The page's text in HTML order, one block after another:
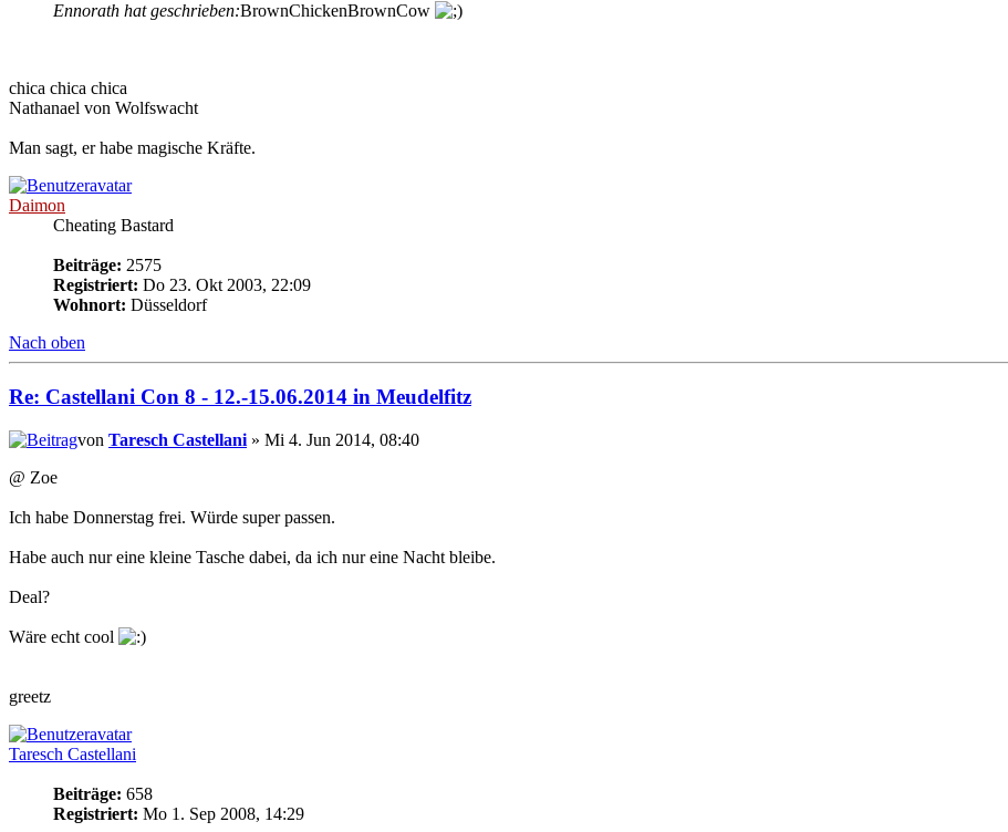
Ennorath hat geschrieben:BrownChickenBrownCow
chica chica chica
Nathanael von Wolfswacht
Man sagt, er habe magische Kräfte.
Daimon
Cheating Bastard
Beiträge: 2575
Registriert: Do 23. Okt 2003, 22:09
Wohnort: Düsseldorf
Nach oben
Re: Castellani Con 8 - 12.-15.06.2014 in Meudelfitz
von Taresch Castellani » Mi 4. Jun 2014, 08:40
@ Zoe
Ich habe Donnerstag frei. Würde super passen.
Habe auch nur eine kleine Tasche dabei, da ich nur eine Nacht bleibe.
Deal?
Wäre echt cool
greetz
Taresch Castellani
Beiträge: 658
Registriert: Mo 1. Sep 2008, 14:29